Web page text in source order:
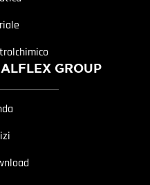
GROUP